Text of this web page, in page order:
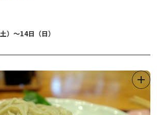
と呼ばれ今でも親しまれている今市が誇る偉
提灯などの温かな灯りで照らされ、レトロ感
よる演奏とともに、地元ならではの特産品や
でお楽しみください。
）～14日（日）